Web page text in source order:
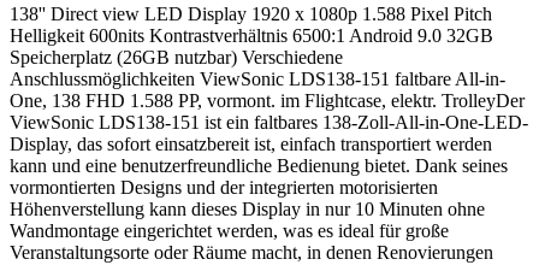
138'' Direct view LED Display 1920 x 1080p 1.588 Pixel Pitch
Helligkeit 600nits Kontrastverhältnis 6500:1 Android 9.0 32GB
Speicherplatz (26GB nutzbar) Verschiedene
Anschlussmöglichkeiten ViewSonic LDS138-151 faltbare All-in-
One, 138 FHD 1.588 PP, vormont. im Flightcase, elektr. TrolleyDer
ViewSonic LDS138-151 ist ein faltbares 138-Zoll-All-in-One-LED-
Display, das sofort einsatzbereit ist, einfach transportiert werden
kann und eine benutzerfreundliche Bedienung bietet. Dank seines
vormontierten Designs und der integrierten motorisierten
Höhenverstellung kann dieses Display in nur 10 Minuten ohne
Wandmontage eingerichtet werden, was es ideal für große
Veranstaltungsorte oder Räume macht, in denen Renovierungen